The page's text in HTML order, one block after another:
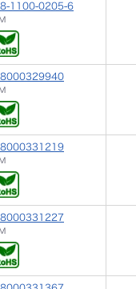
1100-0205-6